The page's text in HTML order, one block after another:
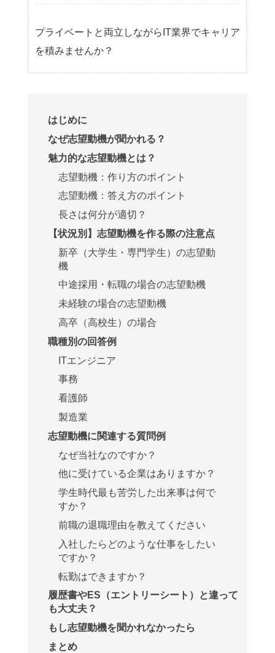
プライベートと両立しながらIT業界でキャリア
を積みませんか？
はじめに
なぜ志望動機が聞かれる？
魅力的な志望動機とは？
志望動機：作り方のポイント
志望動機：答え方のポイント
長さは何分が適切？
【状況別】志望動機を作る際の注意点
新卒（大学生・専門学生）の志望動
機
中途採用・転職の場合の志望動機
未経験の場合の志望動機
高卒（高校生）の場合
職種別の回答例
ITエンジニア
事務
看護師
製造業
志望動機に関連する質問例
なぜ当社なのですか？
他に受けている企業はありますか？
学生時代最も苦労した出来事は何で
すか？
前職の退職理由を教えてください
入社したらどのような仕事をしたい
ですか？
転勤はできますか？
履歴書やES（エントリーシート）と違って
も大丈夫？
もし志望動機を聞かれなかったら
まとめ